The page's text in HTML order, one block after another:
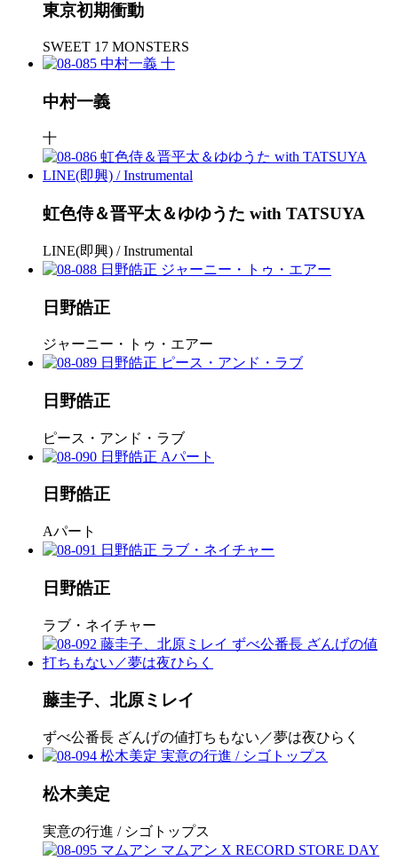
東京初期衝動
SWEET 17 MONSTERS
中村一義
十
虹色侍＆晋平太＆ゆゆうた with TATSUYA
LINE(即興) / Instrumental
日野皓正
ジャーニー・トゥ・エアー
日野皓正
ピース・アンド・ラブ
日野皓正
Aパート
日野皓正
ラブ・ネイチャー
藤圭子、北原ミレイ
ずべ公番長 ざんげの値打ちもない／夢は夜ひらく
松木美定
実意の行進 / シゴトップス